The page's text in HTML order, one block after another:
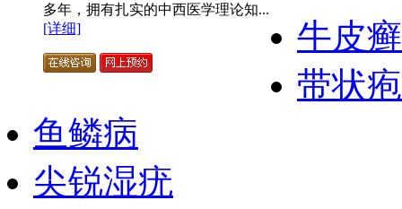
多年，拥有扎实的中西医学理论知...
[详细]
牛皮癣
带状
鱼鳞病
尖锐湿疣